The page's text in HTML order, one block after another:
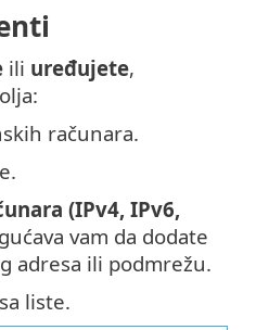
ili uređujete,
računara.
(IPv4, IPv6,
vam da dodate
adresa ili podmrežu.
liste.